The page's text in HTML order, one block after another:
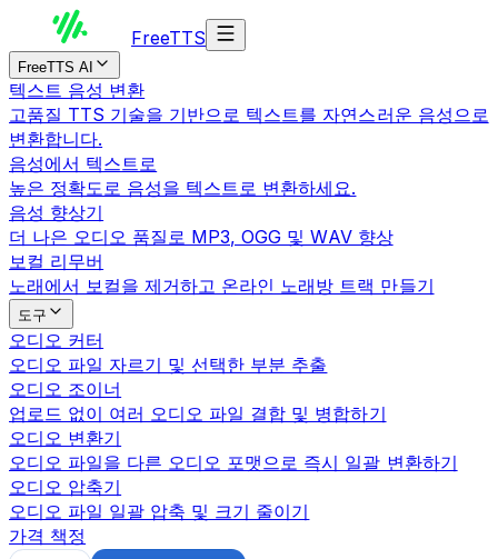
FreeTTS
FreeTTS AI
텍스트 음성 변환
고품질 TTS 기술을 기반으로 텍스트를 자연스러운 음성으로
변환합니다.
음성에서 텍스트로
높은 정확도로 음성을 텍스트로 변환하세요.
음성 향상기
더 나은 오디오 품질로 MP3, OGG 및 WAV 향상
보컬 리무버
노래에서 보컬을 제거하고 온라인 노래방 트랙 만들기
도구
오디오 커터
오디오 파일 자르기 및 선택한 부분 추출
오디오 조이너
업로드 없이 여러 오디오 파일 결합 및 병합하기
오디오 변환기
오디오 파일을 다른 오디오 포맷으로 즉시 일괄 변환하기
오디오 압축기
오디오 파일 일괄 압축 및 크기 줄이기
가격 책정